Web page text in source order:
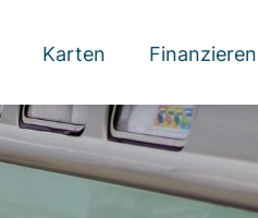
Karten Finanzieren